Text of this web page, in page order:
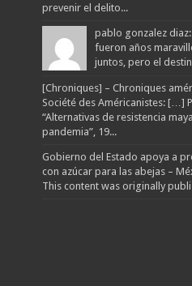
prevenir el delito...
pablo gonzalez diaz:
fueron años
juntos, pero el
[Chroniques] – Chroniques
Société des Américanistes: […]
“Alternativas de resistencia
pandemia”, 19...
Gobierno del Estado apoya a
con azúcar para las abejas –
This content was originally